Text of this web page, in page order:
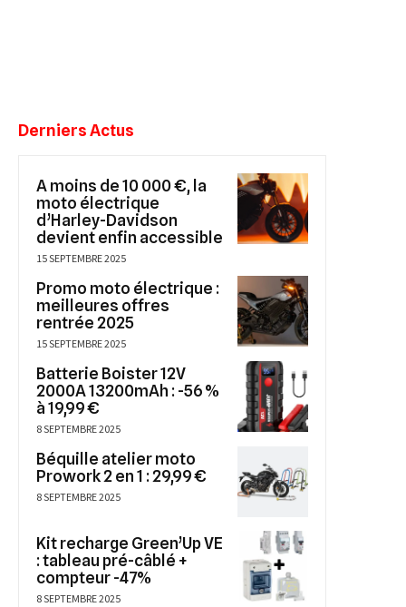
Derniers Actus
A moins de 10 000 €, la
moto électrique
d’Harley-Davidson
devient enfin accessible
15 SEPTEMBRE 2025
Promo moto électrique :
meilleures offres
rentrée 2025
15 SEPTEMBRE 2025
Batterie Boister 12V
2000A 13200mAh : -56 %
à 19,99 €
8 SEPTEMBRE 2025
Béquille atelier moto
Prowork 2 en 1 : 29,99 €
8 SEPTEMBRE 2025
Kit recharge Green’Up VE
: tableau pré-câblé +
compteur -47%
8 SEPTEMBRE 2025